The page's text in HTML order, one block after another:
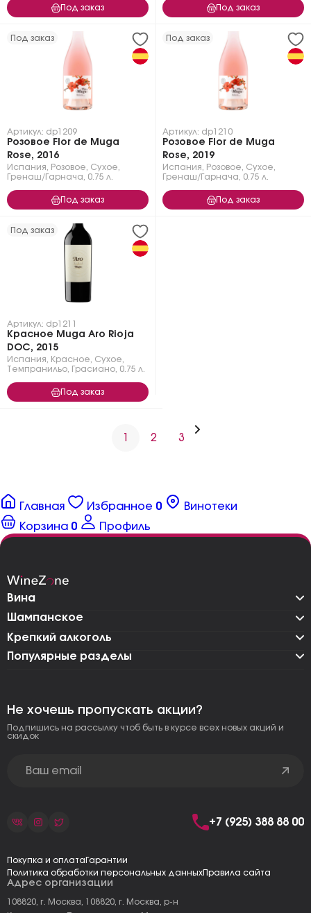
Под заказ Под заказ
Под заказ
Артикул: dp1209
Розовое Flor de Muga
Rose, 2016
Испания Розовое Сухое
Гренаш/Гарнача
0.75 л.
Под заказ
Под заказ
Артикул: dp1210
Розовое Flor de Muga
Rose, 2019
Испания Розовое Сухое
Гренаш/Гарнача
0.75 л.
Под заказ
Под заказ
Артикул: dp1211
Красное Muga Aro Rioja
DOC, 2015
Испания Красное Сухое
Темпранильо
Грасиано 0.75 л.
Под заказ
1 2 3
Главная Избранное 0
Винотеки
Корзина 0 Профиль
Вина
Шампанское
Крепкий алкоголь
Популярные разделы
Адрес организации
108820, г. Москва, 108820, г. Москва, р-н
Не хочешь пропускать акции?
Подпишись на рассылку чтоб быть в курсе всех новых акций и
скидок
+7 (925) 388 88 00
Покупка и оплата Гарантии
Политика обработки персональных данныхПравила сайта